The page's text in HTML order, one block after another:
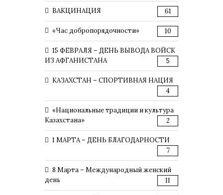
ВАКЦИНАЦИЯ 61
«Час добропорядочности» 10
15 ФЕВРАЛЯ – ДЕНЬ ВЫВОДА ВОЙСК
ИЗ АФГАНИСТАНА
5
КАЗАХСТАН – СПОРТИВНАЯ НАЦИЯ
4
«Национальные традиции и культура
Казахстана»
2
1 МАРТА – ДЕНЬ БЛАГОДАРНОСТИ
7
8 Марта – Международный женский
день
11